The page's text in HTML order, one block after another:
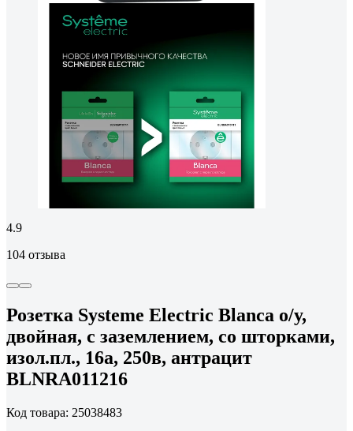
4.9
104 отзыва
Розетка Systeme Electric Blanca о/у,
двойная, с заземлением, со шторками,
изол.пл., 16а, 250в, антрацит
BLNRA011216
Код товара: 25038483